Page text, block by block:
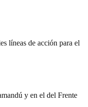
líneas de acción para el
y en el del Frente